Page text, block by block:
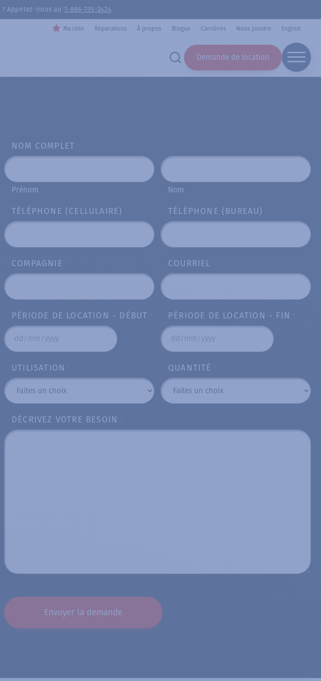
Appelez-nous au 1-866-735-2424
Ma liste Réparations À propos Blogue Carrières Nous joindre English
Demande de location
NOM COMPLET *
Prénom Nom
TÉLÉPHONE (CELLULAIRE) * TÉLÉPHONE (BUREAU)
COMPAGNIE * COURRIEL *
PÉRIODE DE LOCATION - DÉBUT *
DD
MM
slash
YYYY
PÉRIODE DE LOCATION - FIN *
DD
MM
slash
YYYY
UTILISATION * QUANTITÉ *
DÉCRIVEZ VOTRE BESOIN *